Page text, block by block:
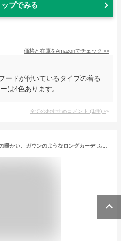
ップでみる
価格と在庫をAmazonでチェック >>
ードが付いているタイプの着る
は4色あります。
全てのおすすめコメント (1件) >
マイクロフリース ベロアの暖かい、ガウンのようなロングカーデ ふわふわの肌触りのざっくり感は、まさに【着る毛布】ARCADE アーケード